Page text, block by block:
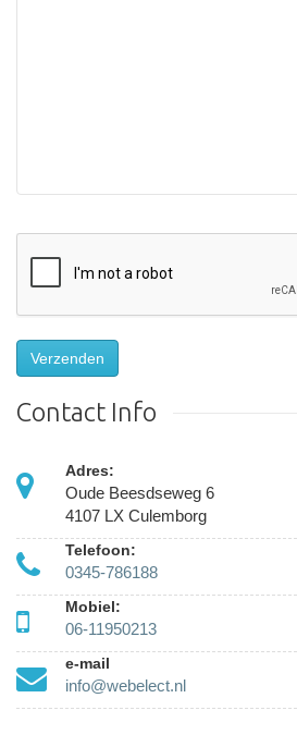
Verzenden
Contact Info
Adres:
Oude Beesdseweg 6
4107 LX Culemborg
Telefoon:
0345-786188
Mobiel:
06-11950213
e-mail
info@webelect.nl